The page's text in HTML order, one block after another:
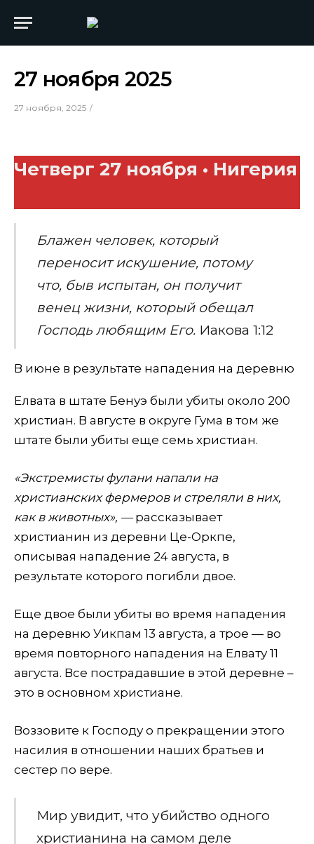
27 ноября 2025
27 ноября, 2025
Четверг 27 ноября • Нигерия
Блажен человек, который
переносит искушение, потому
что, быв испытан, он получит
венец жизни, который обещал
Господь любящим Его. Иакова 1:12
В июне в результате нападения на деревню
Елвата в штате Бенуэ были убиты около 200
христиан. В августе в округе Гума в том же
штате были убиты еще семь христиан.
«Экстремисты фулани напали на
христианских фермеров и стреляли в них,
как в животных», —рассказывает
христианин из деревни Це-Оркпе,
описывая нападение 24 августа, в
результате которого погибли двое.
Еще двое были убиты во время нападения
на деревню Уикпам 13 августа, а трое — во
время повторного нападения на Елвату 11
августа. Все пострадавшие в этой деревне –
это в основном христиане.
Воззовите к Господу о прекращении этого
насилия в отношении наших братьев и
сестер по вере.
Мир увидит, что убийство одного
христианина на самом деле